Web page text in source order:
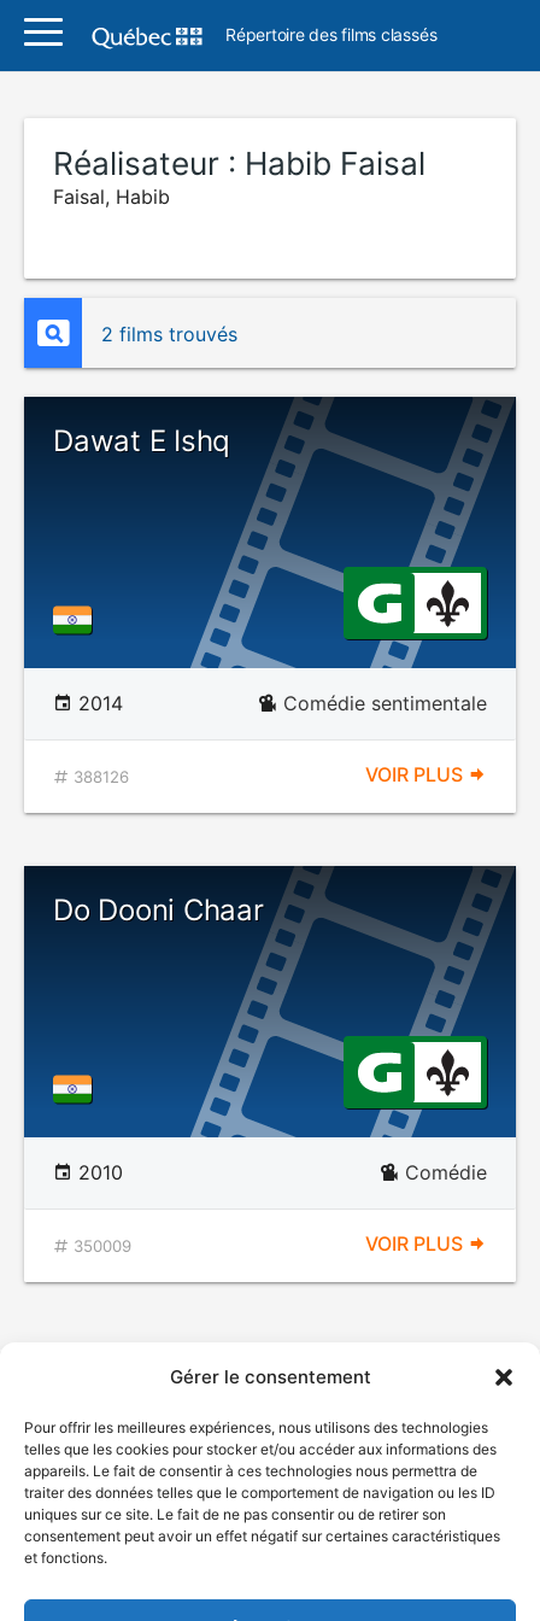
Gérer le consentement
Pour offrir les meilleures expériences, nous utilisons des technologies
telles que les cookies pour stocker et/ou accéder aux informations des
appareils. Le fait de consentir à ces technologies nous permettra de
traiter des données telles que le comportement de navigation ou les ID
uniques sur ce site. Le fait de ne pas consentir ou de retirer son
consentement peut avoir un effet négatif sur certaines caractéristiques
et fonctions.
Répertoire des films classés
Réalisateur : Habib Faisal
Faisal, Habib
2 films trouvés
Dawat E Ishq
2014 Comédie sentimentale
388126 VOIR PLUS
Do Dooni Chaar
2010 Comédie
350009 VOIR PLUS
© Gouvernement du Québec, 2026
Plan du site